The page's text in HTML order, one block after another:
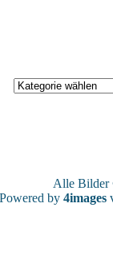
Alle
Powered by 4images